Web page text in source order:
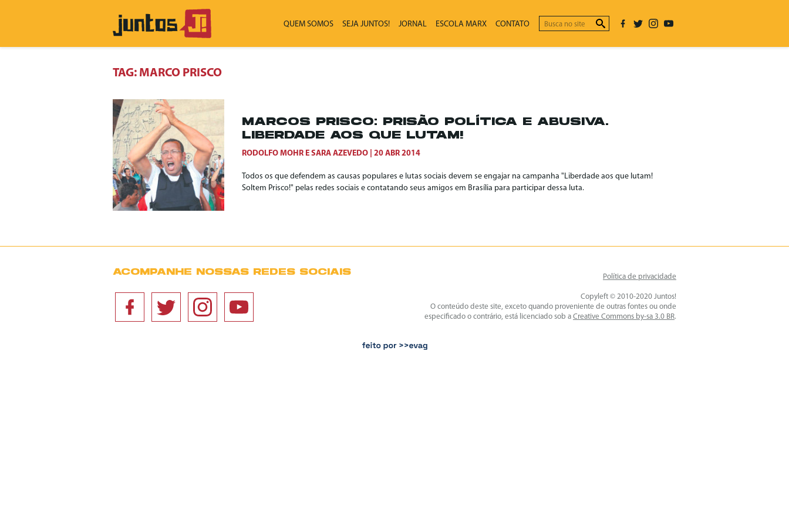
QUEM SOMOS SEJA JUNTOS! JORNAL ESCOLA MARX CONTATO
TAG: MARCO PRISCO
MARCOS PRISCO: PRISÃO POLÍTICA E ABUSIVA.
LIBERDADE AOS QUE LUTAM!
RODOLFO MOHR E SARA AZEVEDO 20 ABR 2014
Todos os que defendem as causas populares e lutas sociais devem se engajar na campanha "Liberdade aos que lutam!
Soltem Prisco!" pelas redes sociais e contatando seus amigos em Brasília para participar dessa luta.
ACOMPANHE NOSSAS REDES SOCIAIS Política de privacidade
Copyleft © 2010-2020 Juntos!
O conteúdo deste site, exceto quando proveniente de outras fontes ou onde
especificado o contrário, está licenciado sob a Creative Commons by-sa 3.0 BR.